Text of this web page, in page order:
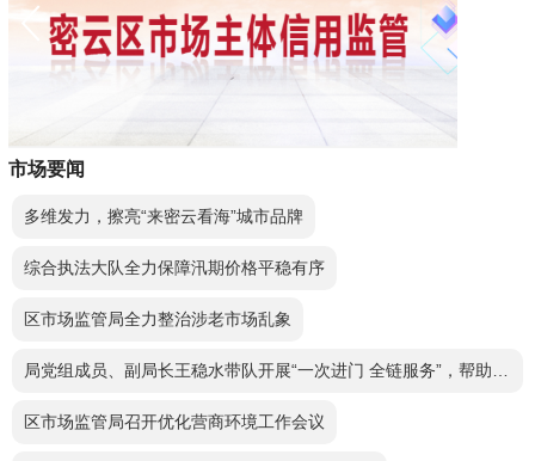
市场要闻
多维发力，擦亮“来密云看海”城市品牌
综合执法大队全力保障汛期价格平稳有序
区市场监管局全力整治涉老市场乱象
区市场监管局召开优化营商环境工作会议